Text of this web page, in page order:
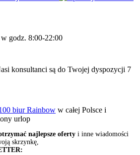
w godz. 8:00-22:00
konsultanci są do Twojej dyspozycji 7
biur Rainbow w całej Polsce i
urlop
najlepsze oferty i inne wiadomości
skrzynkę,